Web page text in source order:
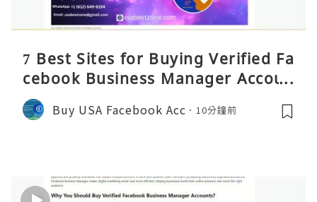
7 Best Sites for Buying Verified Fa
cebook Business Manager Accoun
ts 2026 – Full Reality Guide
Buy USA Facebook Acc 10分鐘前